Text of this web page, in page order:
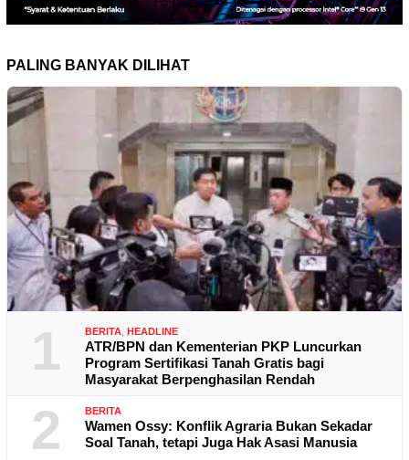
PALING BANYAK DILIHAT
1 BERITA HEADLINE
ATR/BPN dan Kementerian PKP Luncurkan
Program Sertifikasi Tanah Gratis bagi
Masyarakat Berpenghasilan Rendah
2 BERITA
Wamen Ossy: Konflik Agraria Bukan Sekadar
Soal Tanah, tetapi Juga Hak Asasi Manusia